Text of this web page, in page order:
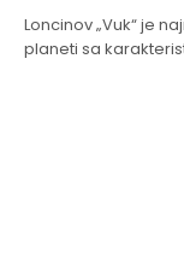
Loncinov „Vuk“ je
planeti sa